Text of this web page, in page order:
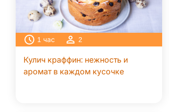
1 час 2
Кулич краффин: нежность и
аромат в каждом кусочке